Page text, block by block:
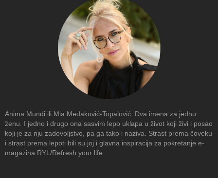
Anima Mundi ili Mia Medaković-Topalović. Dva imena za jednu
ženu. I jedno i drugo ona sasvim lepo uklapa u život koji živi i posao
koji je za nju zadovoljstvo, pa ga tako i naziva. Strast prema čoveku
i strast prema lepoti bili su joj i glavna inspiracija za pokretanje e-
magazina RYL/Refresh your life